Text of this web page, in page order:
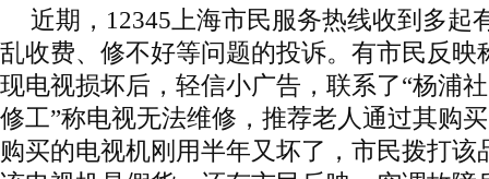
近期，12345上海市民服务热线收到多起
乱收费、修不好等问题的投诉。有市民反映
现电视损坏后，轻信小广告，联系了“杨浦
修工”称电视无法维修，推荐老人通过其购
购买的电视机刚用半年又坏了，市民拨打该